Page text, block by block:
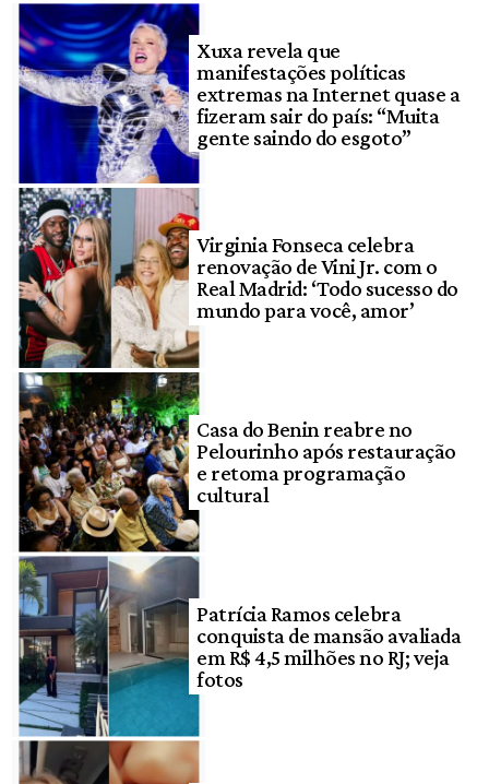
Xuxa revela que
manifestações políticas
extremas na Internet quase a
fizeram sair do país: “Muita
gente saindo do esgoto”
Virginia Fonseca celebra
renovação de Vini Jr. com o
Real Madrid: ‘Todo sucesso do
mundo para você, amor’
Casa do Benin reabre no
Pelourinho após restauração
e retoma programação
cultural
Patrícia Ramos celebra
conquista de mansão avaliada
em R$ 4,5 milhões no RJ; veja
fotos